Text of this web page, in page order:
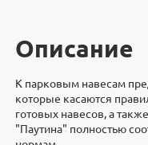
Описание
К парковым навесам
которые касаются
готовых навесов, а
"Паутина" полностью